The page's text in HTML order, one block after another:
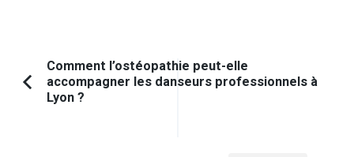
Navigation
d'article
Article
Comment l’ostéopathie peut-elle
accompagner les danseurs professionnels à
Lyon ?